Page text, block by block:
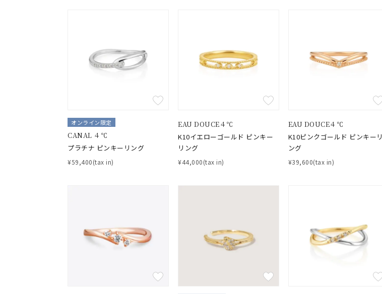
クロス
ダブルループ 星座 イニシャル
ファッションテイスト フェミニン エレガント カジュアル
着用シーン 記念日
レディース
リングサイズ
リングサイズ
～
オンライン限定
CANAL ４℃
プラチナ ピンキーリング
¥59,400(tax in)
EAU DOUCE４℃
K10イエローゴールド ピンキー
リング
¥44,000(tax in)
EAU DOUCE４℃
K10ピンクゴールド ピンキーリ
ング
¥39,600(tax in)